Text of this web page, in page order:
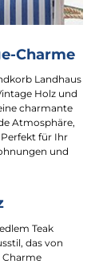
Charme
Landhaus
Holz und
charmante
Atmosphäre,
für Ihr
und
Teak
das von